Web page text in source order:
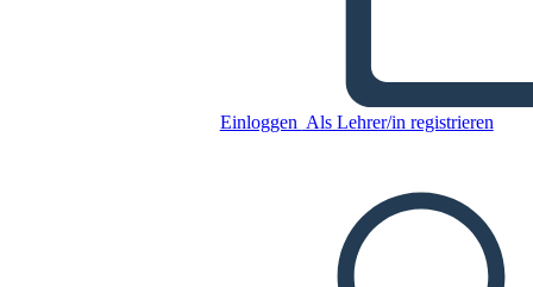
Einloggen Als Lehrer/in registrieren
Spielbrett 2